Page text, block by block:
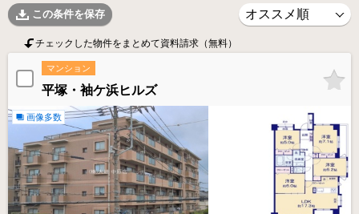
この条件を保存
チェックした物件をまとめて資料請求（無料）
マンション
平塚・袖ケ浜ヒルズ
画像多数